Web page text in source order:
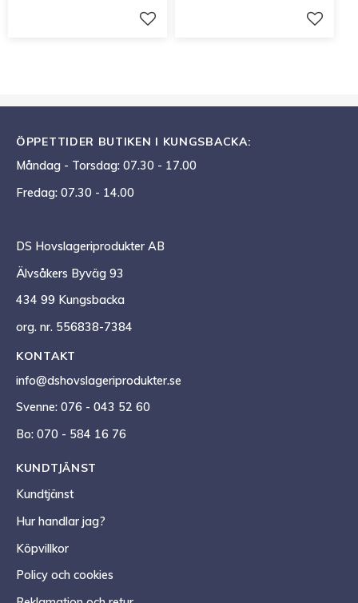
Lägg till i favoriter Lägg
ÖPPETTIDER BUTIKEN I KUNGSBACKA:
Måndag - Torsdag: 07.30 - 17.00
Fredag: 07.30 - 14.00
DS Hovslageriprodukter AB
Älvsåkers Byväg 93
434 99 Kungsbacka
org. nr. 556838-7384
KONTAKT
info@dshovslageriprodukter.se
Svenne: 076 - 043 52 60
Bo: 070 - 584 16 76
KUNDTJÄNST
Kundtjänst
Hur handlar jag?
Köpvillkor
Policy och cookies